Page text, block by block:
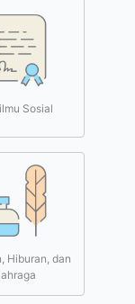
Sosial
Hiburan, dan